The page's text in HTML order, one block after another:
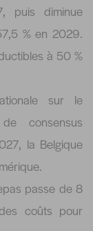
puis diminue
% en 2029.
à 50 %
sur le
consensus
la Belgique
passe de 8
coûts pour